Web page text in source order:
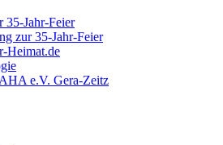
35-Jahr-Feier
zur 35-Jahr-Feier
Heimat.de
e.V. Gera-Zeitz